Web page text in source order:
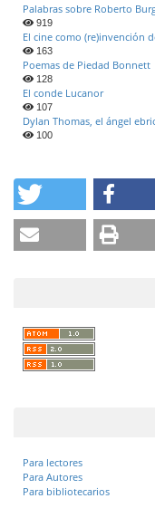
Palabras sobre Roberto
919
El cine como (re)invención
163
Poemas de Piedad Bonnett
128
El conde Lucanor
107
Dylan Thomas, el ángel
100
Para lectores
Para Autores
Para bibliotecarios